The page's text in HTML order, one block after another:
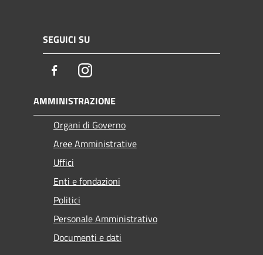
SEGUICI SU
FacebookInstagram
AMMINISTRAZIONE
Organi di Governo
Aree Amministrative
Uffici
Enti e fondazioni
Politici
Personale Amministrativo
Documenti e dati